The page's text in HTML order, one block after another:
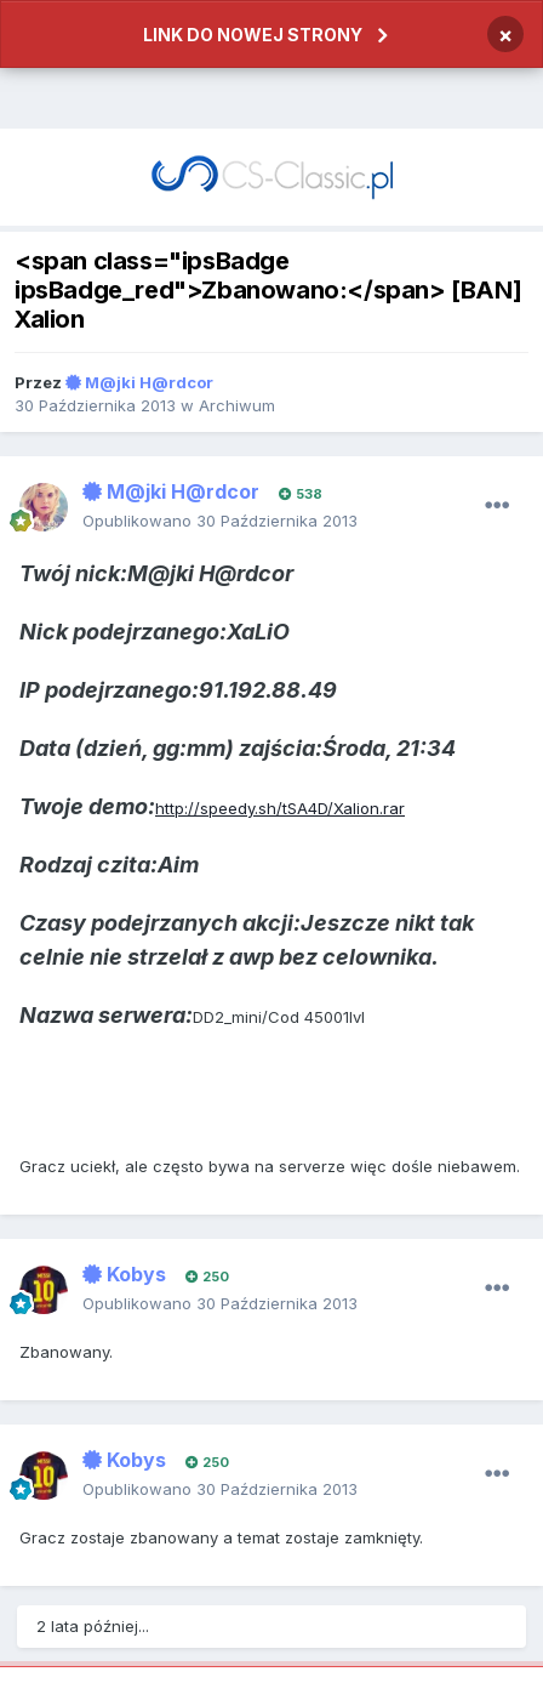
LINK DO NOWEJ STRONY ×
<span class="ipsBadge
ipsBadge_red">Zbanowano:</span> [BAN]
Xalion
Przez
M@jki H@rdcor
30 Października 2013 w Archiwum
M@jki H@rdcor 538
Opublikowano 30 Października 2013
Twój nick:M@jki H@rdcor
Nick podejrzanego:XaLiO
IP podejrzanego:91.192.88.49
Data (dzień, gg:mm) zajścia:Środa, 21:34
Twoje demo:http://speedy.sh/tSA4D/Xalion.rar
Rodzaj czita:Aim
Czasy podejrzanych akcji:Jeszcze nikt tak
celnie nie strzelał z awp bez celownika.
Nazwa serwera:DD2_mini/Cod 45001lvl
Gracz uciekł, ale często bywa na serverze więc dośle niebawem.
Kobys 250
Opublikowano 30 Października 2013
Zbanowany.
Kobys 250
Opublikowano 30 Października 2013
Gracz zostaje zbanowany a temat zostaje zamknięty.
2 lata później...